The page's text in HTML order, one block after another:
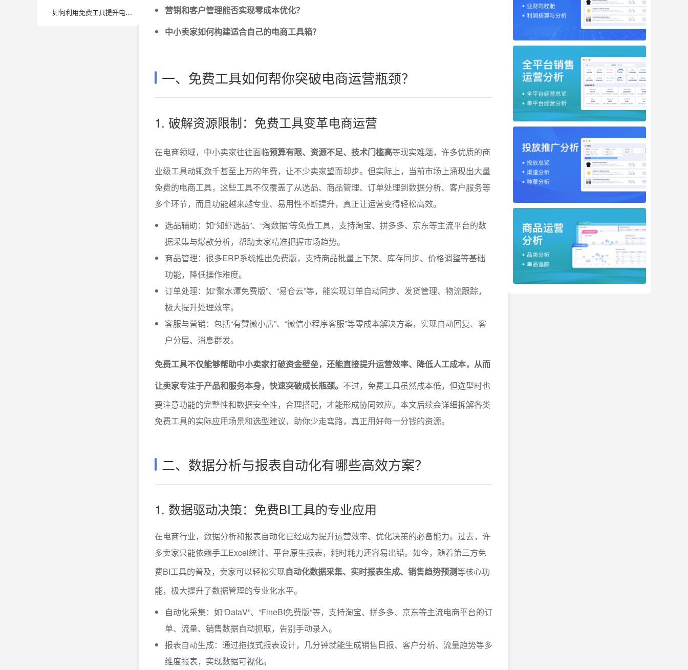
如何利用免费工具提升电商店铺的营销转化率？
营销和客户管理能否实现零成本优化？
中小卖家如何构建适合自己的电商工具箱？
一、免费工具如何帮你突破电商运营瓶颈？
1. 破解资源限制：免费工具变革电商运营
在电商领域，中小卖家往往面临预算有限、资源不足、技术门槛高等现实难题，许多优质的商
业级工具动辄数千甚至上万的年费，让不少卖家望而却步。但实际上，当前市场上涌现出大量
免费的电商工具，这些工具不仅覆盖了从选品、商品管理、订单处理到数据分析、客户服务等
多个环节，而且功能越来越专业、易用性不断提升，真正让运营变得轻松高效。
选品辅助：如“知虾选品”、“淘数据”等免费工具，支持淘宝、拼多多、京东等主流平台的数
据采集与爆款分析，帮助卖家精准把握市场趋势。
商品管理：很多ERP系统推出免费版，支持商品批量上下架、库存同步、价格调整等基础
功能，降低操作难度。
订单处理：如“聚水潭免费版”、“易仓云”等，能实现订单自动同步、发货管理、物流跟踪，
极大提升处理效率。
客服与营销：包括“有赞微小店”、“微信小程序客服”等零成本解决方案，实现自动回复、客
户分层、消息群发。
免费工具不仅能够帮助中小卖家打破资金壁垒，还能直接提升运营效率、降低人工成本，从而
让卖家专注于产品和服务本身，快速突破成长瓶颈。 不过，免费工具虽然成本低，但选型时也
要注意功能的完整性和数据安全性，合理搭配，才能形成协同效应。本文后续会详细拆解各类
免费工具的实际应用场景和选型建议，助你少走弯路，真正用好每一分钱的资源。
二、数据分析与报表自动化有哪些高效方案？
1. 数据驱动决策：免费BI工具的专业应用
在电商行业，数据分析和报表自动化已经成为提升运营效率、优化决策的必备能力。过去，许
多卖家只能依赖手工Excel统计、平台原生报表，耗时耗力还容易出错。如今，随着第三方免
费BI工具的普及，卖家可以轻松实现自动化数据采集、实时报表生成、销售趋势预测等核心功
能，极大提升了数据管理的专业化水平。
自动化采集：如“DataV”、“FineBI免费版”等，支持淘宝、拼多多、京东等主流电商平台的订
单、流量、销售数据自动抓取，告别手动录入。
报表自动生成：通过拖拽式报表设计，几分钟就能生成销售日报、客户分析、流量趋势等多
维度报表，实现数据可视化。